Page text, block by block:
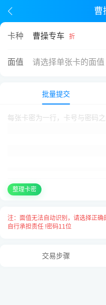
曹
卡种 曹操专车 折
面值 请选择单张卡的面值
批量提交
整理卡密
注：面值无法自动识别，请选择正
自行承担责任 !密码11位
交易步骤
此卡种无需卡